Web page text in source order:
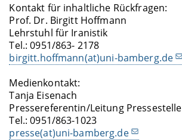
Kontakt für inhaltliche Rückfragen:
Prof. Dr. Birgitt Hoffmann
Lehrstuhl für Iranistik
Tel.: 0951/863- 2178
birgitt.hoffmann(at)uni-bamberg.de
Medienkontakt:
Tanja Eisenach
Pressereferentin/Leitung Pressestelle
Tel.: 0951/863-1023
presse(at)uni-bamberg.de